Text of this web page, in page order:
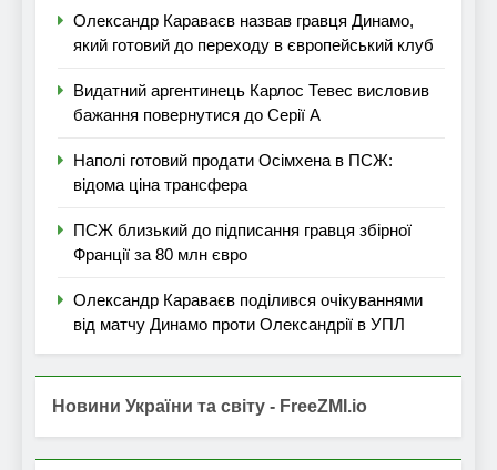
Олександр Караваєв назвав гравця Динамо,
який готовий до переходу в європейський клуб
Видатний аргентинець Карлос Тевес висловив
бажання повернутися до Серії А
Наполі готовий продати Осімхена в ПСЖ:
відома ціна трансфера
ПСЖ близький до підписання гравця збірної
Франції за 80 млн євро
Олександр Караваєв поділився очікуваннями
від матчу Динамо проти Олександрії в УПЛ
Новини України та світу - FreeZMI.io